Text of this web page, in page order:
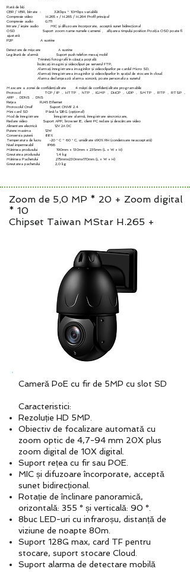
Rată de biți
CBR / VBR, bitrate ： 32Kbps ~ 10Mbps variabilă
Compresie video H.265 + / H.265 / H.264 Profil principal
Compresie audio G711
Intrare / ieșire audio MIC și difuzoare încorporate, acceptă sunet bidirecțional
OSD Suport zoom name numele camerei 、 afișarea timpului position Poziția OSD poate fi
ajustată
P2P A sustine
Detectare de mișcare A sustine
Legătură de alarmă Suport push telefon mesaj mobil
Trimiteți fotografii în căsuța poștală
Încărcați imagini și videoclipuri pe serverul FTP,
Alarmați înregistrarea imaginilor și videoclipurilor pe cardul Micro SD,
Alarmați înregistrarea imaginilor și videoclipurilor în spațiul de stocare în cloud
Alarma declanșează alarma sonoră, poate personaliza sunetul
Mascare a zonei de confidențialitate 4 măști de confidențialitate programabile
Protocol TCP / IP ， HTTP ， NTP ， IGMP ， DHCP ， UDP ， SMTP ， RTP ， RTSP ，
ARP ， DDNS ， DNS
Reţea RJ45 Ethernet
Protocolul Onvif Suport ONVIF 2.4
Mini card SD Până la 128G (opțional)
Mod de înregistrare Înregistrare alarmă, înregistrare sincronizare,
Redare video Suport APP, browser IE, client PC redare și descărcare video
Alimentare electrică 12V 2A DC
Putere maxima 12W
Conversia puterii 88%
Temperatura de lucru -20 ° C ~ 60 ° C, umiditate ≤90% RH (condensare neacceptată)
Nivel impermeabil IP66
Mărimea produsului 190mm × 130mm × 235mm (L × W × H)
Greutatea produsului 1,4 kg
Mărimea Pachetului 275mmx230mmx170mm (L × W × H)
Greutatea pachetului 2,0 kg
Zoom de 5,0 MP * 20 + Zoom digital
* 10
Chipset Taiwan MStar H.265 +
Cameră PoE cu fir de 5MP cu slot SD
Caracteristici:
Rezoluție HD 5MP.
Obiectiv de focalizare automată cu
zoom optic de 4,7-94 mm 20X plus
zoom digital de 10X digital.
Suport rețea cu fir sau POE.
MIC și difuzoare încorporate, acceptă
sunet bidirecțional.
Rotație de înclinare panoramică,
orizontală: 355 ° și verticală: 90 °.
8buc LED-uri cu infraroșu, distanță de
viziune de noapte 80m.
Suport 128G max, card TF pentru
stocare, suport stocare Cloud.
Suport alarma de detectare mobilă